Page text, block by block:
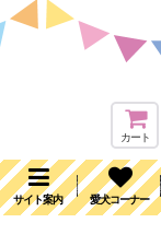
カート
サイト案内 愛犬コーナー